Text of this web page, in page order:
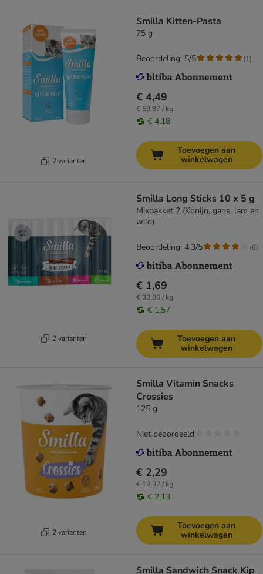
2 varianten
Smilla Kitten-Pasta
75 g
€ 4,49
€ 59,87 / kg
€ 4,18
Beoordeling: 5/5 (1)
Toevoegen aan
winkelwagen
2 varianten
Smilla Long Sticks 10 x 5 g
Mixpakket 2 (Konijn, gans, lam en
wild)
€ 1,69
€ 33,80 / kg
€ 1,57
Beoordeling: 4.3/5 (6)
Toevoegen aan
winkelwagen
2 varianten
Smilla Vitamin Snacks
Crossies
125 g
€ 2,29
€ 18,32 / kg
€ 2,13
Niet beoordeeld
Toevoegen aan
winkelwagen
Smilla Sandwich Snack Kip